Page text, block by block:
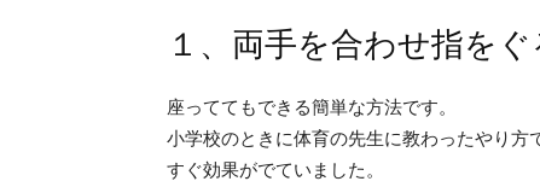
１、両手を合わせ指を
座っててもできる簡単な方法です。
小学校のときに体育の先生に教わったやり
すぐ効果がでていました。